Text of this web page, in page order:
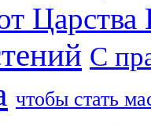
Царства
С
чтобы стать